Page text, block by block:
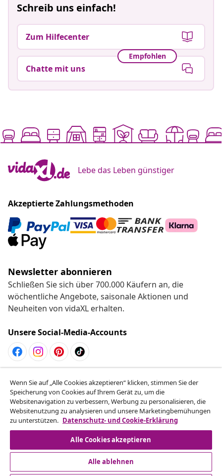
Schreib uns einfach!
Zum Hilfecenter
Empfohlen
Chatte mit uns
Lebe das Leben günstiger
Akzeptierte Zahlungsmethoden
Newsletter abonnieren
Schließen Sie sich über 700.000 Käufern an, die
wöchentliche Angebote, saisonale Aktionen und
Neuheiten von vidaXL erhalten.
Unsere Social-Media-Accounts
Vom Vertrag zurücktreten
Reiche einen Widerrufsantrag für deine Bestellung
ein.
Vom Vertrag zurücktreten
Wenn Sie auf „Alle Cookies akzeptieren“ klicken, stimmen Sie der
Speicherung von Cookies auf Ihrem Gerät zu, um die
Websitenavigation zu verbessern, Werbung zu personalisieren, die
Websitenutzung zu analysieren und unsere Marketingbemühungen
zu unterstützen. Datenschutz- und Cookie-Erklärung
Alle Cookies akzeptieren
Alle ablehnen